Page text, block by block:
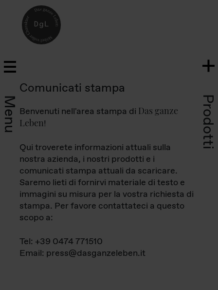
Menu Prodotti
Comunicati stampa
Benvenuti nell'area stampa di Das ganze
Leben!
Qui troverete informazioni attuali sulla
nostra azienda, i nostri prodotti e i
comunicati stampa attuali da scaricare.
Saremo lieti di fornirvi materiale di testo e
immagini su misura per la vostra richiesta di
stampa. Per favore contattateci a questo
scopo a:
Tel: +39 0474 771510
Email: press@dasganzeleben.it